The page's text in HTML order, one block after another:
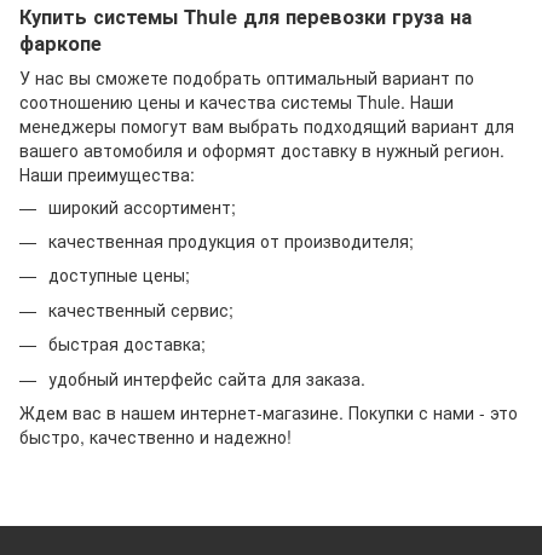
Купить системы Thule для перевозки груза на
фаркопе
У нас вы сможете подобрать оптимальный вариант по
соотношению цены и качества системы Thule. Наши
менеджеры помогут вам выбрать подходящий вариант для
вашего автомобиля и оформят доставку в нужный регион.
Наши преимущества:
широкий ассортимент;
качественная продукция от производителя;
доступные цены;
качественный сервис;
быстрая доставка;
удобный интерфейс сайта для заказа.
Ждем вас в нашем интернет-магазине. Покупки с нами - это
быстро, качественно и надежно!